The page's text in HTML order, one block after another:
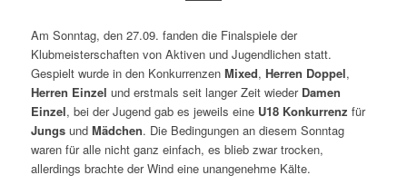
Am Sonntag, den 27.09. fanden die Finalspiele der
Klubmeisterschaften von Aktiven und Jugendlichen statt.
Gespielt wurde in den Konkurrenzen Mixed, Herren Doppel,
Herren Einzel und erstmals seit langer Zeit wieder Damen
Einzel, bei der Jugend gab es jeweils eine U18 Konkurrenz für
Jungsund Mädchen. Die Bedingungen an diesem Sonntag
waren für alle nicht ganz einfach, es blieb zwar trocken,
allerdings brachte der Wind eine unangenehme Kälte.